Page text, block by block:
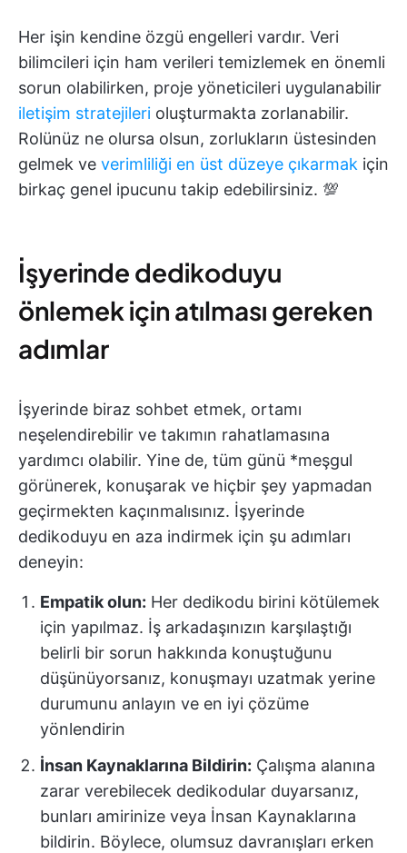
Her işin kendine özgü engelleri vardır. Veri
bilimcileri için ham verileri temizlemek en önemli
sorun olabilirken, proje yöneticileri uygulanabilir
iletişim stratejileri oluşturmakta zorlanabilir.
Rolünüz ne olursa olsun, zorlukların üstesinden
gelmek ve verimliliği en üst düzeye çıkarmak için
birkaç genel ipucunu takip edebilirsiniz. 💯
İşyerinde dedikoduyu
önlemek için atılması gereken
adımlar
İşyerinde biraz sohbet etmek, ortamı
neşelendirebilir ve takımın rahatlamasına
yardımcı olabilir. Yine de, tüm günü *meşgul
görünerek, konuşarak ve hiçbir şey yapmadan
geçirmekten kaçınmalısınız. İşyerinde
dedikoduyu en aza indirmek için şu adımları
deneyin:
Empatik olun: Her dedikodu birini kötülemek
için yapılmaz. İş arkadaşınızın karşılaştığı
belirli bir sorun hakkında konuştuğunu
düşünüyorsanız, konuşmayı uzatmak yerine
durumunu anlayın ve en iyi çözüme
yönlendirin
İnsan Kaynaklarına Bildirin: Çalışma alanına
zarar verebilecek dedikodular duyarsanız,
bunları amirinize veya İnsan Kaynaklarına
bildirin. Böylece, olumsuz davranışları erken